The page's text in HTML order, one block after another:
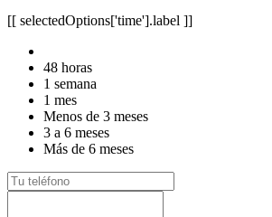
[[ selectedOptions['time'].label ]]
48 horas
1 semana
1 mes
Menos de 3 meses
3 a 6 meses
Más de 6 meses